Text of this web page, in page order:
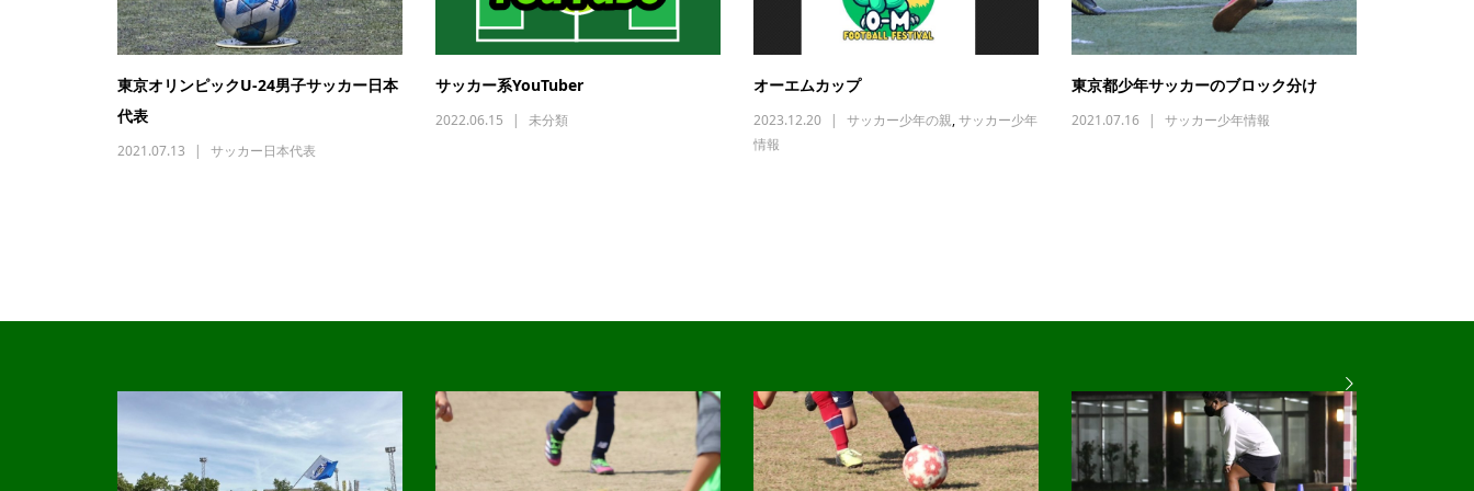
東京オリンピックU-24男子サッカー日本
代表
2021.07.13 サッカー日本代表
サッカー系YouTuber
2022.06.15 未分類
オーエムカップ
2023.12.20 サッカー少年の親,サッカー少年
情報
東京都少年サッカーのブロック分け
2021.07.16 サッカー少年情報